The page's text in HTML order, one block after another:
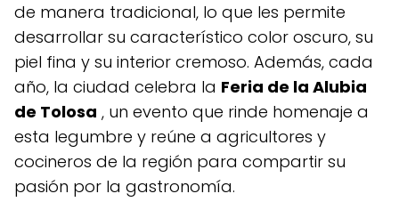
de manera tradicional, lo que les permite
desarrollar su característico color oscuro, su
piel fina y su interior cremoso. Además, cada
año, la ciudad celebra la Feria de la Alubia
de Tolosa , un evento que rinde homenaje a
esta legumbre y reúne a agricultores y
cocineros de la región para compartir su
pasión por la gastronomía.